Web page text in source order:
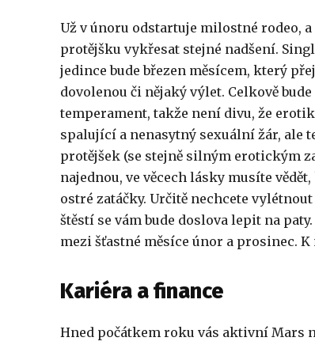
Už v únoru odstartuje milostné rodeo,
protějšku vykřesat stejné nadšení.
jedince bude březen měsícem, který
dovolenou či nějaký výlet. Celkově
temperament, takže není divu, že
spalující a nenasytný sexuální žár, ale
protějšek (se stejně silným erotickým
najednou, ve věcech lásky musíte
ostré zatáčky. Určitě nechcete
štěstí se vám bude doslova lepit na
mezi šťastné měsíce únor a prosinec.
Kariéra a finance
Hned počátkem roku vás aktivní Mars